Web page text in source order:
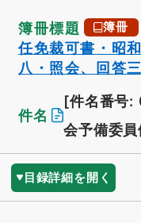
簿冊標題 簿冊
任免裁可書・昭
八・照会、回答
件名
[件名番号
会予備委
目録詳細を開く